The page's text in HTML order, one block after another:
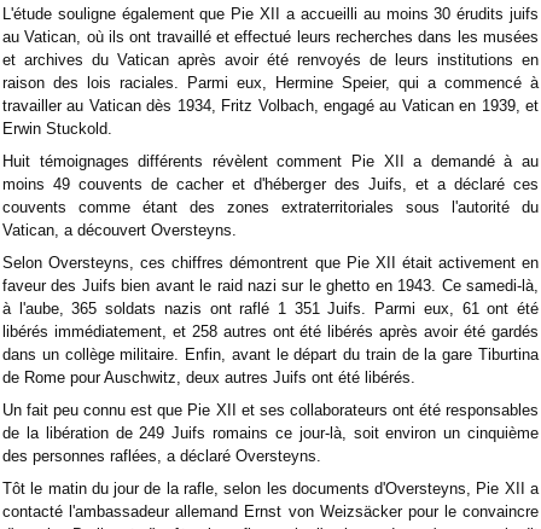
L'étude souligne également que Pie XII a accueilli au moins 30 érudits juifs
au Vatican, où ils ont travaillé et effectué leurs recherches dans les musées
et archives du Vatican après avoir été renvoyés de leurs institutions en
raison des lois raciales. Parmi eux, Hermine Speier, qui a commencé à
travailler au Vatican dès 1934, Fritz Volbach, engagé au Vatican en 1939, et
Erwin Stuckold.
Huit témoignages différents révèlent comment Pie XII a demandé à au
moins 49 couvents de cacher et d'héberger des Juifs, et a déclaré ces
couvents comme étant des zones extraterritoriales sous l'autorité du
Vatican, a découvert Oversteyns.
Selon Oversteyns, ces chiffres démontrent que Pie XII était activement en
faveur des Juifs bien avant le raid nazi sur le ghetto en 1943. Ce samedi-là,
à l'aube, 365 soldats nazis ont raflé 1 351 Juifs. Parmi eux, 61 ont été
libérés immédiatement, et 258 autres ont été libérés après avoir été gardés
dans un collège militaire. Enfin, avant le départ du train de la gare Tiburtina
de Rome pour Auschwitz, deux autres Juifs ont été libérés.
Un fait peu connu est que Pie XII et ses collaborateurs ont été responsables
de la libération de 249 Juifs romains ce jour-là, soit environ un cinquième
des personnes raflées, a déclaré Oversteyns.
Tôt le matin du jour de la rafle, selon les documents d'Oversteyns, Pie XII a
contacté l'ambassadeur allemand Ernst von Weizsäcker pour le convaincre